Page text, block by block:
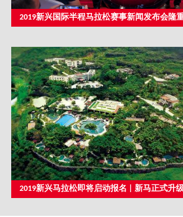
2019新兴国际半程马拉松赛事新闻发布会隆
2019新兴马拉松即将启动报名 | 新马正式升